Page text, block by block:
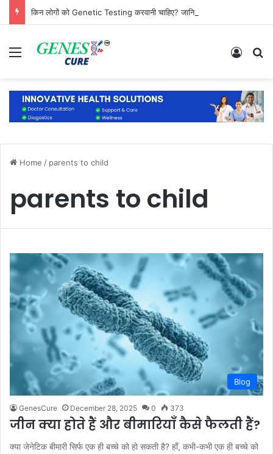
Menu Log In
Home / parents to child
parents to child
Blog
GenesCure December 28, 2025 0 373
जीन क्या होते हैं और बीमारियाँ कैसे फैलती हैं?
क्या जेनेटिक बीमारी सिर्फ एक ही बच्चे को हो सकती है? हाँ, कभी-कभी एक ही बच्चे को